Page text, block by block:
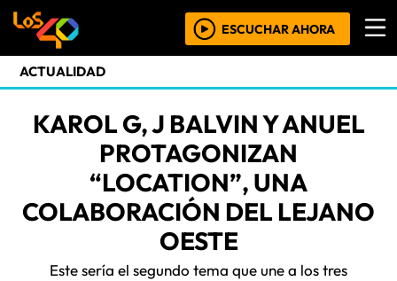
ESCUCHAR AHORA
ACTUALIDAD
KAROL G, J BALVIN Y ANUEL
PROTAGONIZAN
“LOCATION”, UNA
COLABORACIÓN DEL LEJANO
OESTE
Este sería el segundo tema que une a los tres